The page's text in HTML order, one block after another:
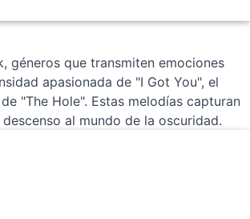
géneros que transmiten emociones
apasionada de "I Got You", el
"The Hole". Estas melodías capturan
al mundo de la oscuridad.